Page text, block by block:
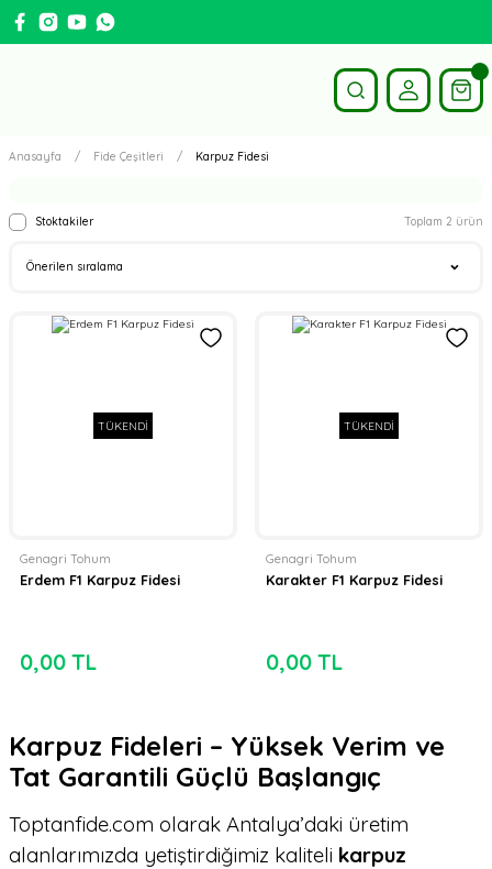
Anasayfa Fide Çeşitleri Karpuz Fidesi
Stoktakiler Toplam 2 ürün
TÜKENDİ
Genagri Tohum
Erdem F1 Karpuz Fidesi
0,00 TL
TÜKENDİ
Genagri Tohum
Karakter F1 Karpuz Fidesi
0,00 TL
Karpuz Fideleri – Yüksek Verim ve
Tat Garantili Güçlü Başlangıç
Toptanfide.com olarak Antalya’daki üretim
alanlarımızda yetiştirdiğimiz kaliteli karpuz